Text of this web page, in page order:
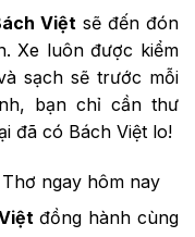
Việt sẽ đến đón
Xe luôn được kiểm
sạch sẽ trước mỗi
bạn chỉ cần thư
đã có Bách Việt lo!
ngay hôm nay
đồng hành cùng